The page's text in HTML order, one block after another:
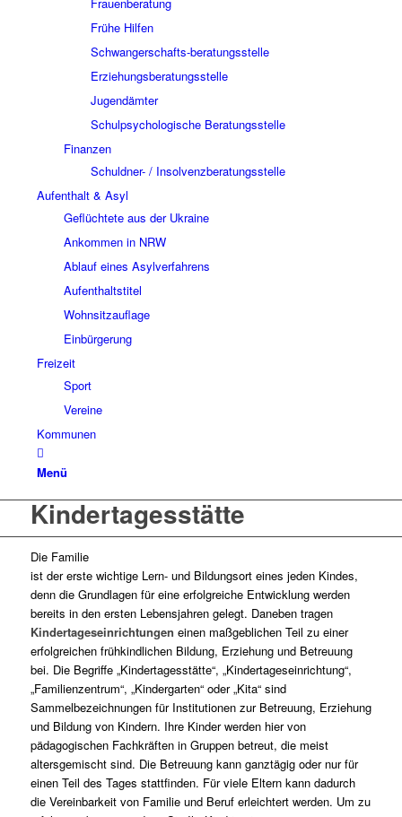
Frühe Hilfen
Schwangerschafts-beratungsstelle
Erziehungsberatungsstelle
Jugendämter
Schulpsychologische Beratungsstelle
Finanzen
Schuldner- / Insolvenzberatungsstelle
Aufenthalt & Asyl
Geflüchtete aus der Ukraine
Ankommen in NRW
Ablauf eines Asylverfahrens
Aufenthaltstitel
Wohnsitzauflage
Einbürgerung
Freizeit
Sport
Vereine
Kommunen
Menü
Kindertagesstätte
Die Familie
ist der erste wichtige Lern- und Bildungsort eines jeden Kindes,
denn die Grundlagen für eine erfolgreiche Entwicklung werden
bereits in den ersten Lebensjahren gelegt. Daneben tragen
Kindertageseinrichtungen einen maßgeblichen Teil zu einer
erfolgreichen frühkindlichen Bildung, Erziehung und Betreuung
bei. Die Begriffe „Kindertagesstätte“, „Kindertageseinrichtung“,
„Familienzentrum“, „Kindergarten“ oder „Kita“ sind
Sammelbezeichnungen für Institutionen zur Betreuung, Erziehung
und Bildung von Kindern. Ihre Kinder werden hier von
pädagogischen Fachkräften in Gruppen betreut, die meist
altersgemischt sind. Die Betreuung kann ganztägig oder nur für
einen Teil des Tages stattfinden. Für viele Eltern kann dadurch
die Vereinbarkeit von Familie und Beruf erleichtert werden. Um zu